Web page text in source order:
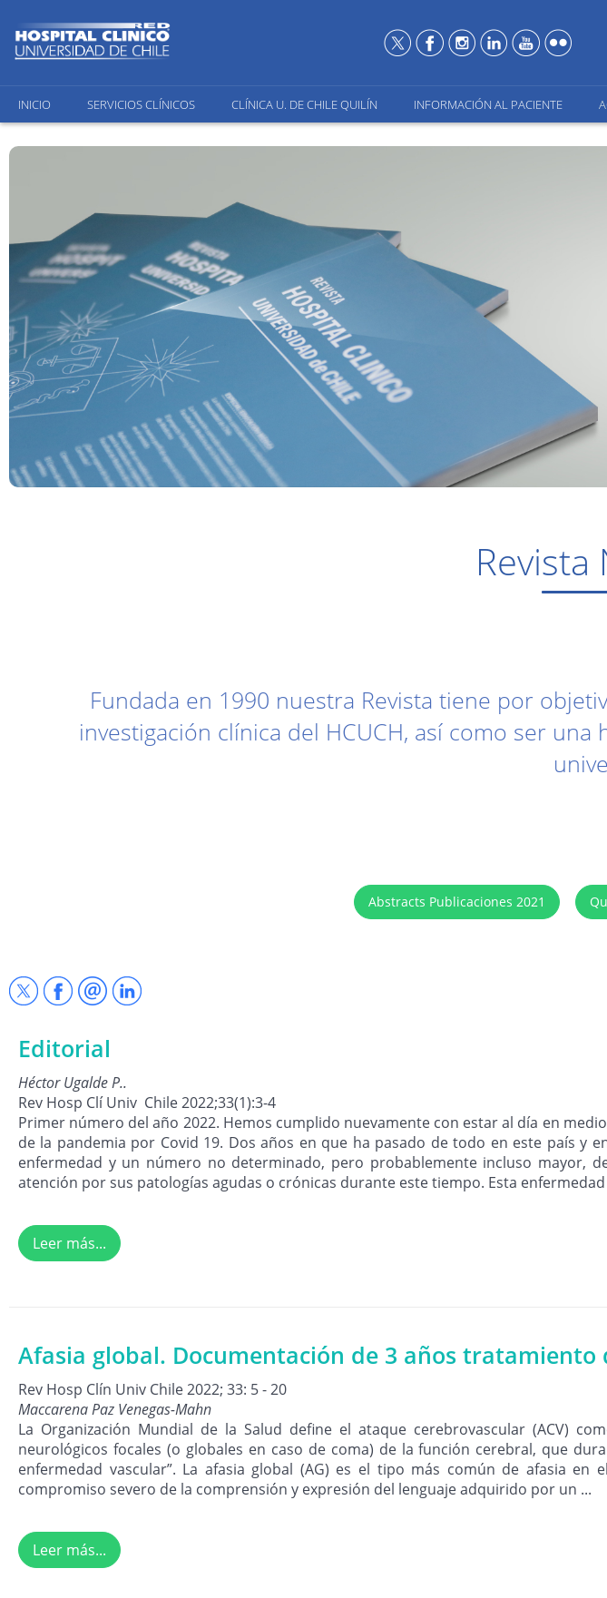
INICIO SERVICIOS CLÍNICOS CLÍNICA U. DE CHILE QUILÍN INFORMACIÓN AL PACIENTE
Revista
Fundada en 1990 nuestra Revista tiene por
investigación clínica del HCUCH, así como ser
Abstracts Publicaciones 2021
Editorial
Héctor Ugalde P..
Rev Hosp Clí Univ Chile 2022;33(1):3-4
Primer número del año 2022. Hemos cumplido nuevamente con estar al día en
de la pandemia por Covid 19. Dos años en que ha pasado de todo en este país y
enfermedad y un número no determinado, pero probablemente incluso mayor,
atención por sus patologías agudas o crónicas durante este tiempo. Esta
Leer más...
Afasia global. Documentación de 3 años tratamiento
Rev Hosp Clín Univ Chile 2022; 33: 5 - 20
Maccarena Paz Venegas-Mahn
La Organización Mundial de la Salud define el ataque cerebrovascular (ACV)
neurológicos focales (o globales en caso de coma) de la función cerebral, que
enfermedad vascular”. La afasia global (AG) es el tipo más común de afasia
compromiso severo de la comprensión y expresión del lenguaje adquirido por un ...
Leer más...